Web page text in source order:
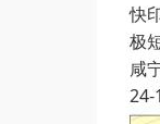
快
极
咸
24-